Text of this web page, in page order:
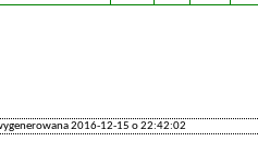
2016-12-15 o 22:42:02